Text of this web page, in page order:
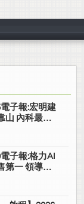
子報:宏明建
山 內科最高
子報:格力AI
第一 領導品